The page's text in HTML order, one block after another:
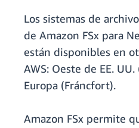
Los sistemas de
de Amazon FSx para
están disponibles en
AWS: Oeste de EE.
Europa (Fráncfort).
Amazon FSx permite